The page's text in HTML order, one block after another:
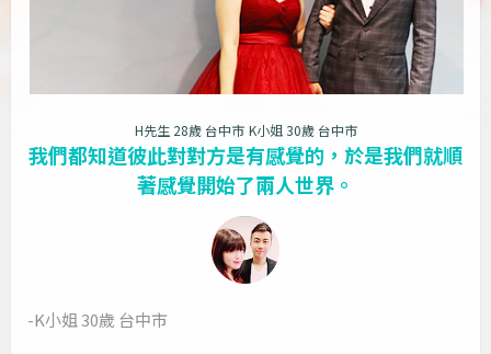
H先生 28歲 台中市 K小姐 30歲 台中市
我們都知道彼此對對方是有感覺的，於是我們就順
著感覺開始了兩人世界。
-K小姐 30歲 台中市